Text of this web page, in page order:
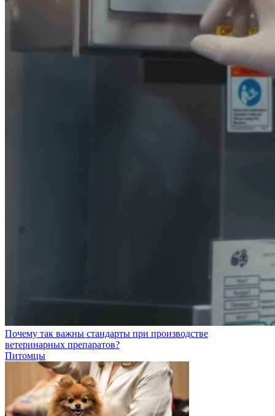
Почему так важны стандарты при производстве
ветеринарных препаратов?
Питомцы